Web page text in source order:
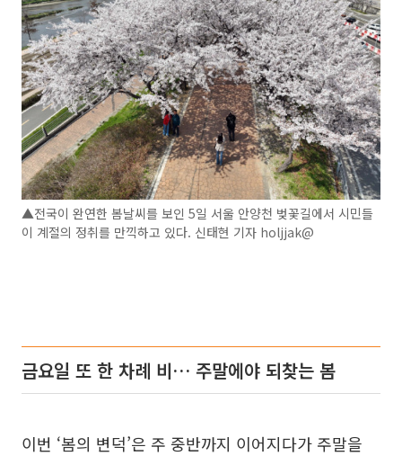
▲전국이 완연한 봄날씨를 보인 5일 서울 안양천 벚꽃길에서 시민들
이 계절의 정취를 만끽하고 있다. 신태현 기자 holjjak@
금요일 또 한 차례 비… 주말에야 되찾는 봄
이번 ‘봄의 변덕’은 주 중반까지 이어지다가 주말을